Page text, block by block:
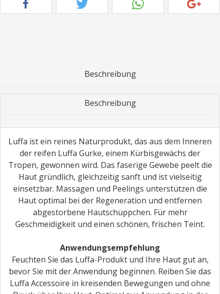
Beschreibung
Beschreibung
Luffa ist ein reines Naturprodukt, das aus dem Inneren
der reifen Luffa Gurke, einem Kürbisgewächs der
Tropen, gewonnen wird. Das faserige Gewebe peelt die
Haut gründlich, gleichzeitig sanft und ist vielseitig
einsetzbar. Massagen und Peelings unterstützen die
Haut optimal bei der Regeneration und entfernen
abgestorbene Hautschüppchen. Für mehr
Geschmeidigkeit und einen schönen, frischen Teint.
Anwendungsempfehlung
Feuchten Sie das Luffa-Produkt und Ihre Haut gut an,
bevor Sie mit der Anwendung beginnen. Reiben Sie das
Luffa Accessoire in kreisenden Bewegungen und ohne